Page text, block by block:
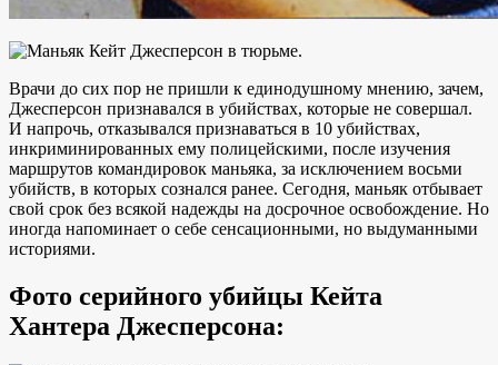
Врачи до сих пор не пришли к единодушному мнению, зачем,
Джесперсон признавался в убийствах, которые не совершал.
И напрочь, отказывался признаваться в 10 убийствах,
инкриминированных ему полицейскими, после изучения
маршрутов командировок маньяка, за исключением восьми
убийств, в которых сознался ранее. Сегодня, маньяк отбывает
свой срок без всякой надежды на досрочное освобождение. Но
иногда напоминает о себе сенсационными, но выдуманными
историями.
Фото серийного убийцы Кейта
Хантера Джесперсона: